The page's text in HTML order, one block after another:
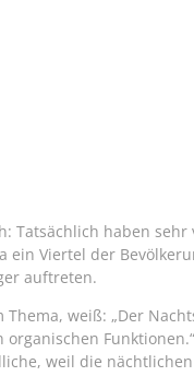
Tatsächlich haben sehr
ein Viertel der
auftreten.
weiß: „Der
weil die